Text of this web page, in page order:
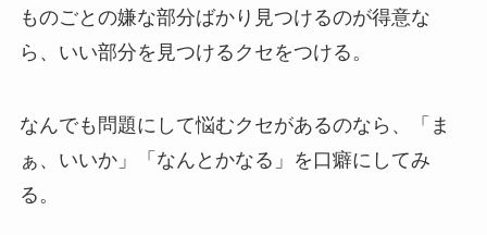
ものごとの嫌な部分ばかり見つけるのが得意な
ら、いい部分を見つけるクセをつける。
なんでも問題にして悩むクセがあるのなら、「ま
ぁ、いいか」「なんとかなる」を口癖にしてみ
る。